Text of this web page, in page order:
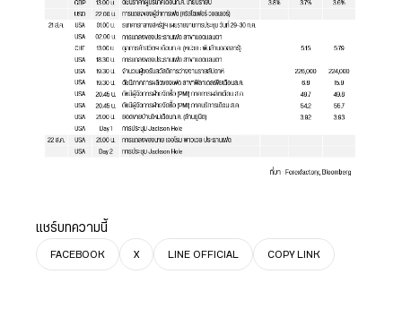
แชร์บทความนี้
FACEBOOK X LINE OFFICIAL COPY LINK